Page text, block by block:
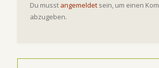
Du musst angemeldetsein, um einen
abzugeben.